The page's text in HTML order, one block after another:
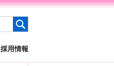
採用情報